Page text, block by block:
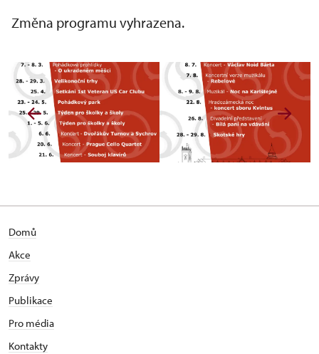
Změna programu vyhrazena.
Domů
Akce
Zprávy
Publikace
Pro média
Kontakty